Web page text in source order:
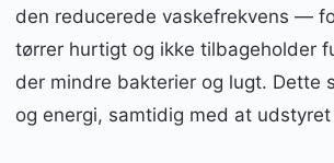
den reducerede vaskefrekvens —
tørrer hurtigt og ikke tilbageholder
der mindre bakterier og lugt. Dette
og energi, samtidig med at